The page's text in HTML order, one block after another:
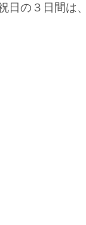
日の３日間は